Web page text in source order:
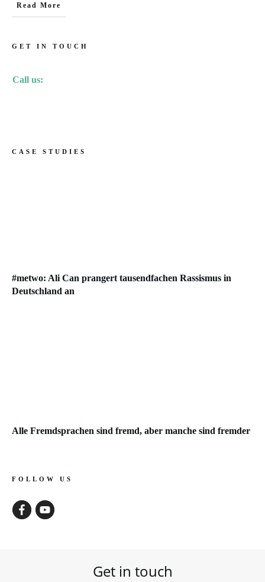
Read More
GET IN TOUCH
Call us:
CASE STUDIES
#metwo: Ali Can prangert tausendfachen Rassismus in
Deutschland an
Alle Fremdsprachen sind fremd, aber manche sind fremder
FOLLOW US
Get in touch